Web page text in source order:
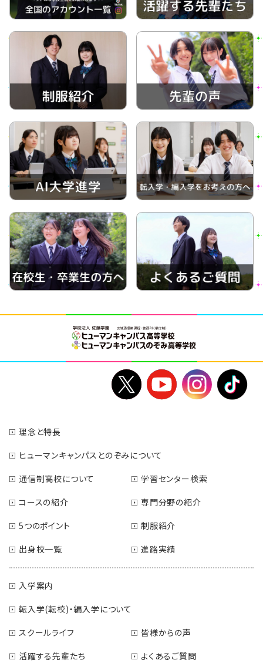
理念と特長
ヒューマンキャンパスとのぞみについて
通信制高校について
学習センター検索
コースの紹介
専門分野の紹介
5つのポイント
制服紹介
出身校一覧
進路実績
入学案内
転入学(転校)・編入学について
スクールライフ
皆様からの声
活躍する先輩たち
よくあるご質問